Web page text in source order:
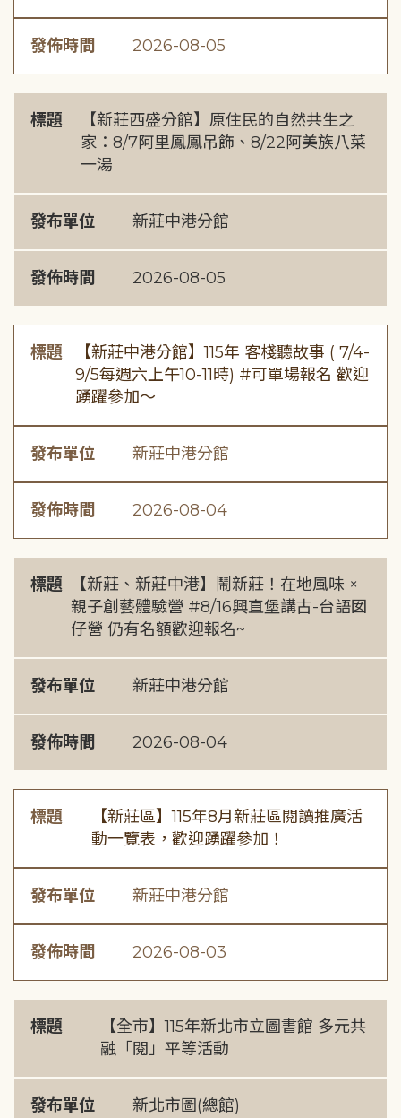
發佈時間 2026-08-05
標題
【新莊西盛分館】原住民的自然共生之
家：8/7阿里鳳鳳吊飾、8/22阿美族八菜
一湯
發布單位 新莊中港分館
發佈時間 2026-08-05
標題
【新莊中港分館】115年 客棧聽故事 ( 7/4-
9/5每週六上午10-11時) #可單場報名 歡迎
踴躍參加～
發布單位 新莊中港分館
發佈時間 2026-08-04
標題
【新莊、新莊中港】鬧新莊！在地風味 ×
親子創藝體驗營 #8/16興直堡講古-台語囡
仔營 仍有名額歡迎報名~
發布單位 新莊中港分館
發佈時間 2026-08-04
標題
【新莊區】115年8月新莊區閱讀推廣活
動一覽表，歡迎踴躍參加！
發布單位 新莊中港分館
發佈時間 2026-08-03
標題
【全市】115年新北市立圖書館 多元共
融「閱」平等活動
發布單位 新北市圖(總館)